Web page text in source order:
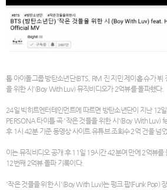
톱 아이돌그룹 방탄소년단(BTS, RM 진 지민 제이홉 슈가 뷔
을 위한 시'(Boy With Luv) 뮤직비디오가 2억뷰를 돌파했다.
24일 빅히트엔터테인먼트에 따르면 방탄소년단이 지난 12
PERSONA 타이틀 곡 '작은 것들을 위한 시'(Boy With Luv)
후 1시 42분 기준 동영상 사이트 유튜브 조회수 2억 건을 넘
이는 뮤직비디오 공개 후 11일 19시간 42분여 만에 2억뷰를
12번째 2억뷰 돌파 기록이다.
'작은 것들을 위한 시'(Boy With Luv)는 펑크 팝(Funk Pop)